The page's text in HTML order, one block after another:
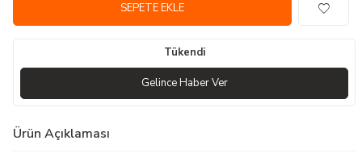
SEPETE EKLE
Tükendi
Gelince Haber Ver
Ürün Açıklaması